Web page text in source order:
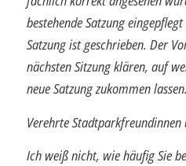
bestehende Satzung
Satzung ist geschrieben. Der
nächsten Sitzung klären, auf
neue Satzung zukommen lassen.
Verehrte Stadtparkfreundinnen
Ich weiß nicht, wie häufig Sie